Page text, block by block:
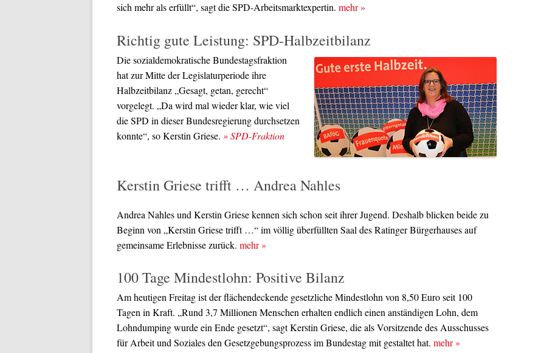
sich mehr als erfüllt“, sagt die SPD-Arbeitsmarktexpertin. mehr»
Richtig gute Leistung: SPD-Halbzeitbilanz
Die sozialdemokratische Bundestagsfraktion
hat zur Mitte der Legislaturperiode ihre
Halbzeitbilanz „Gesagt, getan, gerecht“
vorgelegt. „Da wird mal wieder klar, wie viel
die SPD in dieser Bundesregierung durchsetzen
konnte“, so Kerstin Griese. » SPD-Fraktion
Kerstin Griese trifft … Andrea Nahles
Andrea Nahles und Kerstin Griese kennen sich schon seit ihrer Jugend. Deshalb blicken beide zu
Beginn von „Kerstin Griese trifft …“ im völlig überfüllten Saal des Ratinger Bürgerhauses auf
gemeinsame Erlebnisse zurück. mehr»
100 Tage Mindestlohn: Positive Bilanz
Am heutigen Freitag ist der flächendeckende gesetzliche Mindestlohn von 8,50 Euro seit 100
Tagen in Kraft. „Rund 3,7 Millionen Menschen erhalten endlich einen anständigen Lohn, dem
Lohndumping wurde ein Ende gesetzt“, sagt Kerstin Griese, die als Vorsitzende des Ausschusses
für Arbeit und Soziales den Gesetzgebungsprozess im Bundestag mit gestaltet hat. mehr»